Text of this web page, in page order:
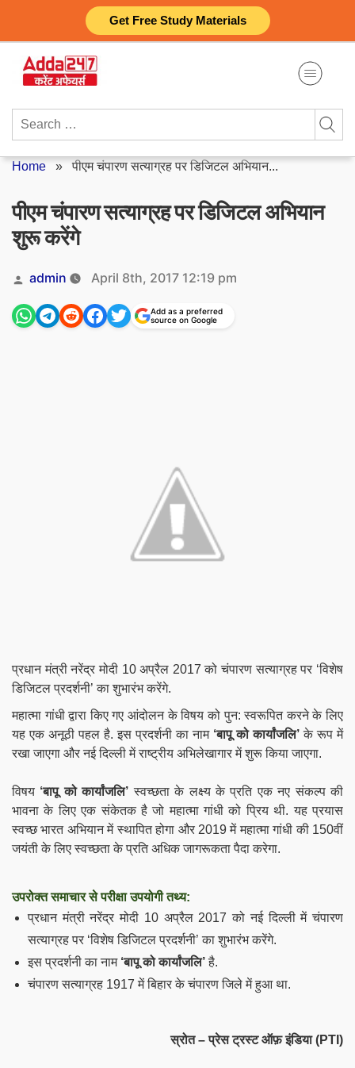
Get Free Study Materials
content
Search
Home »पीएम चंपारण सत्याग्रह पर डिजिटल अभियान...
पीएम चंपारण सत्याग्रह पर डिजिटल अभियान
शुरू करेंगे
Posted
by
admin April 8th, 2017 12:19 pm
Add as a preferred
source on Google
प्रधान मंत्री नरेंद्र मोदी 10 अप्रैल 2017 को चंपारण सत्याग्रह पर ‘विशेष
डिजिटल प्रदर्शनी’ का शुभारंभ करेंगे.
महात्मा गांधी द्वारा किए गए आंदोलन के विषय को पुन: स्वरूपित करने के लिए
यह एक अनूठी पहल है. इस प्रदर्शनी का नाम ‘बापू को कार्यांजलि’ के रूप में
रखा जाएगा और नई दिल्ली में राष्ट्रीय अभिलेखागार में शुरू किया जाएगा.
विषय ‘बापू को कार्यांजलि’ स्वच्छता के लक्ष्य के प्रति एक नए संकल्प की
भावना के लिए एक संकेतक है जो महात्मा गांधी को प्रिय थी. यह प्रयास
स्वच्छ भारत अभियान में स्थापित होगा और 2019 में महात्मा गांधी की 150वीं
जयंती के लिए स्वच्छता के प्रति अधिक जागरूकता पैदा करेगा.
उपरोक्त समाचार से परीक्षा उपयोगी तथ्य:
प्रधान मंत्री नरेंद्र मोदी 10 अप्रैल 2017 को नई दिल्ली में चंपारण
सत्याग्रह पर ‘विशेष डिजिटल प्रदर्शनी’ का शुभारंभ करेंगे.
इस प्रदर्शनी का नाम ‘बापू को कार्यांजलि’है.
चंपारण सत्याग्रह 1917 में बिहार के चंपारण जिले में हुआ था.
स्रोत – प्रेस ट्रस्ट ऑफ़ इंडिया (PTI)